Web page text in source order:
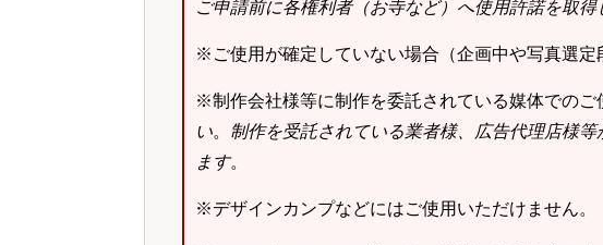
ご申請前に各権利者（お寺など）へ使用許諾を取得
※ご使用が確定していない場合（企画中や写真選定
※制作会社様等に制作を委託されている媒体でのご
い。 制作を受託されている業者様、広告代理店様
ます。
※デザインカンプなどにはご使用いただけません。